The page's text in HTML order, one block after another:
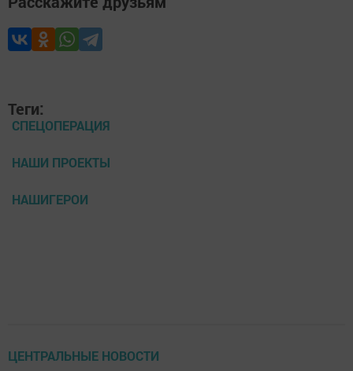
Теги:
СПЕЦОПЕРАЦИЯ
НАШИ ПРОЕКТЫ
НАШИГЕРОИ
ЦЕНТРАЛЬНЫЕ НОВОСТИ